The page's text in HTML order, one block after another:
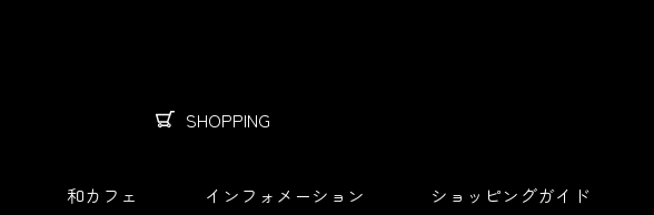
SHOPPING
和カフェ インフォメーション ショッピングガイド